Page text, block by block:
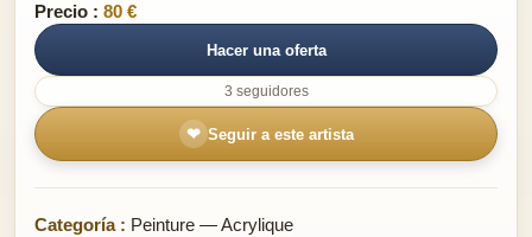
Precio : 80 €
Hacer una oferta
3 seguidores
❤ Seguir a este artista
Categoría : Peinture — Acrylique